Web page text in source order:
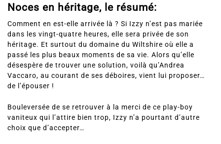
Noces en héritage, le résumé:
Comment en est-elle arrivée là ? Si Izzy n’est pas mariée
dans les vingt-quatre heures, elle sera privée de son
héritage. Et surtout du domaine du Wiltshire où elle a
passé les plus beaux moments de sa vie. Alors qu’elle
désespère de trouver une solution, voilà qu’Andrea
Vaccaro, au courant de ses déboires, vient lui proposer…
de l’épouser !
Bouleversée de se retrouver à la merci de ce play-boy
vaniteux qui l’attire bien trop, Izzy n’a pourtant d’autre
choix que d’accepter…